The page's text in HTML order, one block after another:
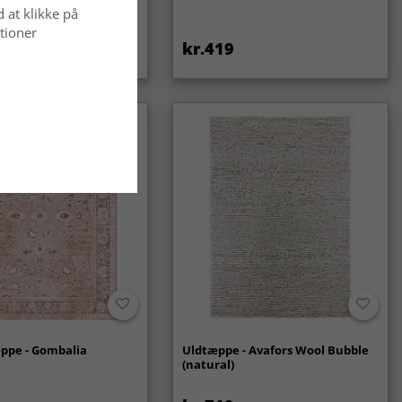
kr.419
- Gombalia
Uldtæppe - Avafors Wool Bubble
(natural)
at klikke på